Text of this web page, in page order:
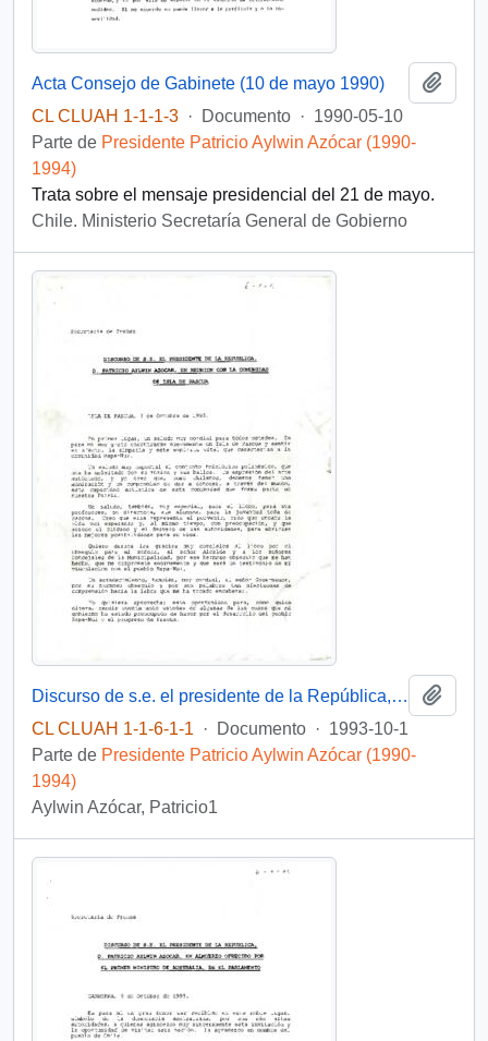
Acta Consejo de Gabinete (10 de mayo 1990)
CL CLUAH 1-1-1-3 · Documento · 1990-05-10
Parte de Presidente Patricio Aylwin Azócar (1990-
1994)
Trata sobre el mensaje presidencial del 21 de mayo.
Chile. Ministerio Secretaría General de Gobierno
Discurso de s.e. el presidente de la República, d. patricio Aylwin Azócar, en reunión con la comunidad de isla de pascua.
CL CLUAH 1-1-6-1-1
· Documento · 1993-10-1
Parte de Presidente Patricio Aylwin Azócar (1990-
1994)
Aylwin Azócar, Patricio1